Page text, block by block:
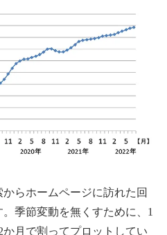
らホームページに訪れた回
季節変動を無くすために、1
月で割ってプロットしてい